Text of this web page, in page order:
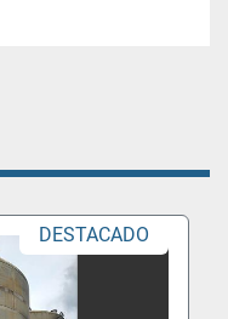
DESTACADO